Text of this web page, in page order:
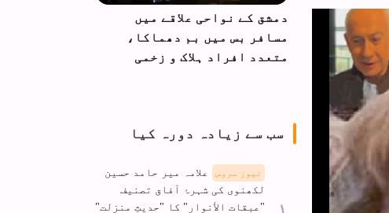
دمشق کے نواحی علاقے میں
مسافر بس میں بم دھماکا،
متعدد افراد ہلاک و زخمی
حزب اللہ کا لبنانی
اسرائیل کے ساتھ
اور رعایتیں ختم کرنے
سب سے زیادہ دورہ کیا
نیوز سروس
علامہ میر حامد حسین
لکھنوی کی شہرۂ آفاق تصنیف
"عبقات الأنوار" کا "حدیثِ منزلت"